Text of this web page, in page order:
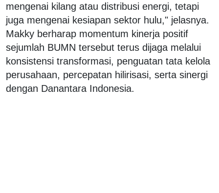
mengenai kilang atau distribusi energi, tetapi
juga mengenai kesiapan sektor hulu," jelasnya.
Makky berharap momentum kinerja positif
sejumlah BUMN tersebut terus dijaga melalui
konsistensi transformasi, penguatan tata kelola
perusahaan, percepatan hilirisasi, serta sinergi
dengan Danantara Indonesia.